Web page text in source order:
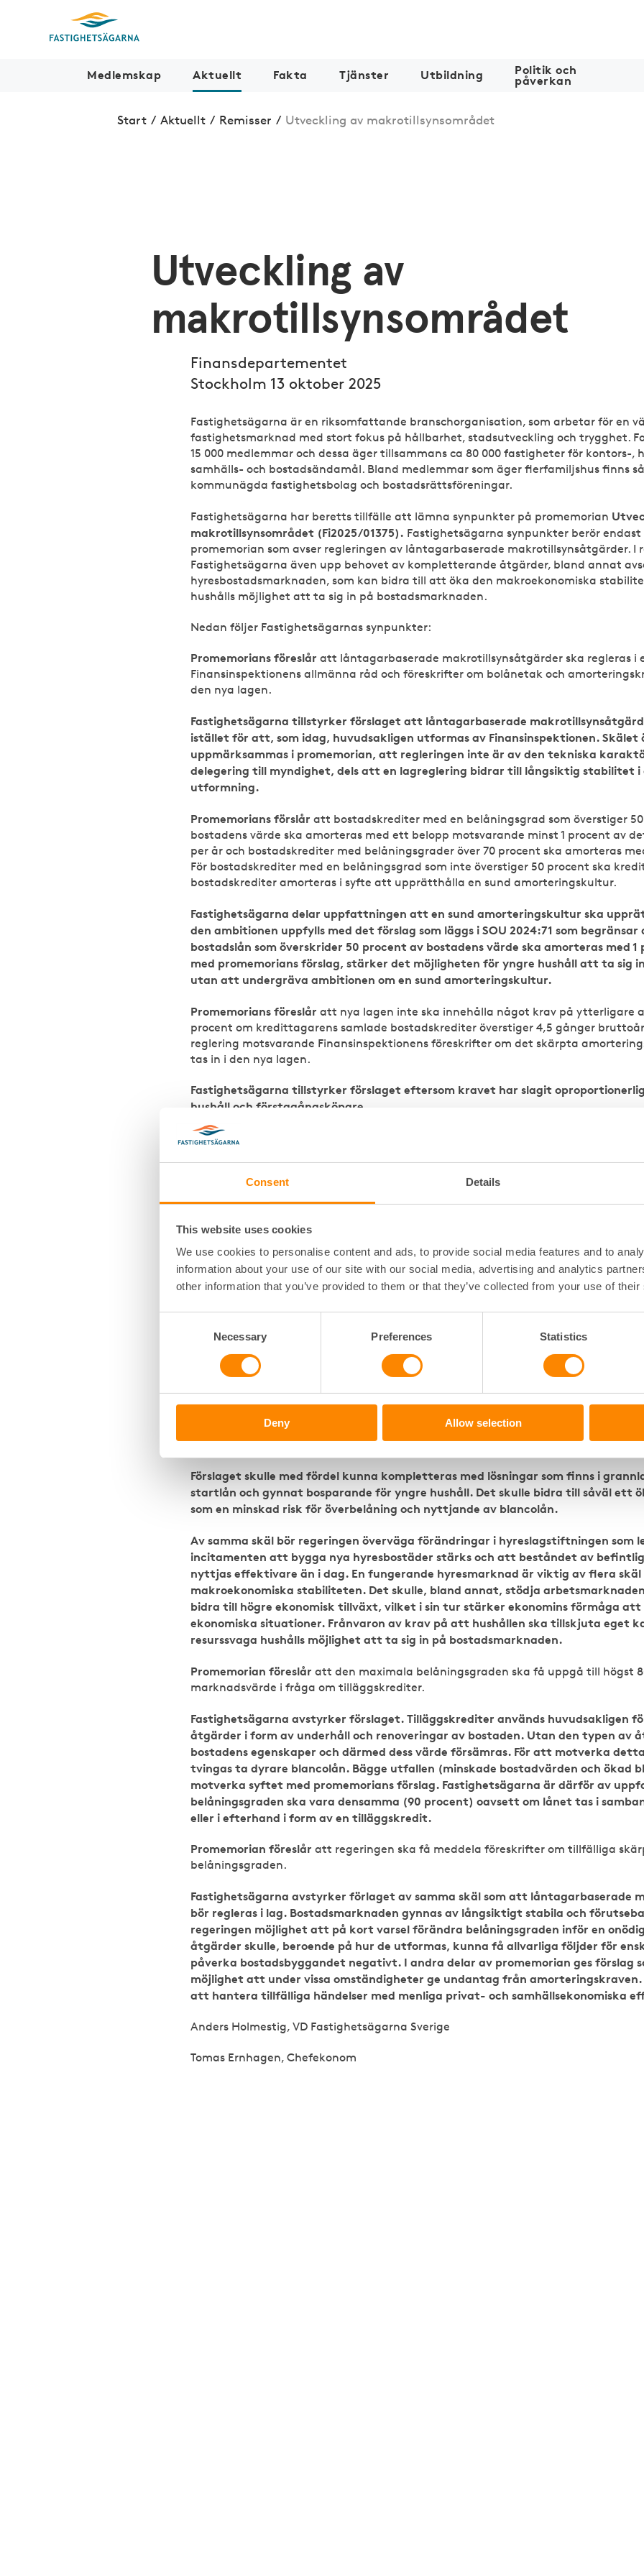
Consent Details
This website uses cookies
We use cookies to personalise content and ads, to provide social media features and to
information about your use of our site with our social media, advertising and analytics
other information that you’ve provided to them or that they’ve collected from your use of
Necessary Preferences Statistics
Deny Allow selection
Medlemskap Aktuellt Fakta Tjänster Utbildning Politik och
påverkan
Start / Aktuellt / Remisser / Utveckling av makrotillsynsområdet
Utveckling av
makrotillsynsområdet
Finansdepartementet
Stockholm 13 oktober 2025
Fastighetsägarna är en riksomfattande branschorganisation, som arbetar för en
fastighetsmarknad med stort fokus på hållbarhet, stadsutveckling och trygghet.
15 000 medlemmar och dessa äger tillsammans ca 80 000 fastigheter för kontors-,
samhälls- och bostadsändamål. Bland medlemmar som äger flerfamiljshus finns
kommunägda fastighetsbolag och bostadsrättsföreningar.
Fastighetsägarna har beretts tillfälle att lämna synpunkter på promemorian
makrotillsynsområdet (Fi2025/01375). Fastighetsägarna synpunkter berör endast
promemorian som avser regleringen av låntagarbaserade makrotillsynsåtgärder. I
Fastighetsägarna även upp behovet av kompletterande åtgärder, bland annat
hyresbostadsmarknaden, som kan bidra till att öka den makroekonomiska
hushålls möjlighet att ta sig in på bostadsmarknaden.
Nedan följer Fastighetsägarnas synpunkter:
Promemorians föreslår att låntagarbaserade makrotillsynsåtgärder ska regleras i
Finansinspektionens allmänna råd och föreskrifter om bolånetak och
den nya lagen.
Fastighetsägarna tillstyrker förslaget att låntagarbaserade
istället för att, som idag, huvudsakligen utformas av Finansinspektionen. Skälet
uppmärksammas i promemorian, att regleringen inte är av den tekniska
delegering till myndighet, dels att en lagreglering bidrar till långsiktig stabilitet
utformning.
Promemorians förslår att bostadskrediter med en belåningsgrad som överstiger
bostadens värde ska amorteras med ett belopp motsvarande minst 1 procent av
per år och bostadskrediter med belåningsgrader över 70 procent ska amorteras
För bostadskrediter med en belåningsgrad som inte överstiger 50 procent ska
bostadskrediter amorteras i syfte att upprätthålla en sund amorteringskultur.
Fastighetsägarna delar uppfattningen att en sund amorteringskultur ska
den ambitionen uppfylls med det förslag som läggs i SOU 2024:71 som
bostadslån som överskrider 50 procent av bostadens värde ska amorteras med
med promemorians förslag, stärker det möjligheten för yngre hushåll att ta sig
utan att undergräva ambitionen om en sund amorteringskultur.
Promemorians föreslår att nya lagen inte ska innehålla något krav på ytterligare
procent om kredittagarens samlade bostadskrediter överstiger 4,5 gånger
reglering motsvarande Finansinspektionens föreskrifter om det skärpta
tas in i den nya lagen.
Fastighetsägarna tillstyrker förslaget eftersom kravet har slagit
hushåll och förstagångsköpare.
Promemorian föreslår
Fastighetsägarna tillstyrker samtliga förlag i promemorian som ger möjlighet
bolånekunder ska kunna hantera tillfälliga extraordinära situationer som
på orimligt hårt sätt samt för att bidra till goda incitament att tillskapa
Promemorians föreslåratt begränsningen av belåningsgraden i fortsättningen ska
avser köp av en ny bostad.
Fastighetsägarna tillstyrker förslaget som innebär att bolånetaket höjs från 85
bostadens marknadsvärde. Det ger en fortsatt motiverad begränsning av risken
överskuldsatta samtidigt som förslaget minskar incitamenten för hushåll med
att komplettera bostadskrediter med dyra krediter utan säkerhet för att köpa
en höjning av bolånetaket ska leda till stigande bostadspriser och därigenom
hushålls möjlighet att ta sig in på bostadsmarknaden är begränsad. Efterfrågan
påverkas av bolånetaket är prisdrivande i marginell utsträckning.
Förslaget skulle med fördel kunna kompletteras med lösningar som finns i
startlån och gynnat bosparande för yngre hushåll. Det skulle bidra till såväl ett
som en minskad risk för överbelåning och nyttjande av blancolån.
Av samma skäl bör regeringen överväga förändringar i hyreslagstiftningen som
incitamenten att bygga nya hyresbostäder stärks och att beståndet av
nyttjas effektivare än i dag. En fungerande hyresmarknad är viktig av flera skäl
makroekonomiska stabiliteten. Det skulle, bland annat, stödja
bidra till högre ekonomisk tillväxt, vilket i sin tur stärker ekonomins förmåga
ekonomiska situationer. Frånvaron av krav på att hushållen ska tillskjuta eget
resurssvaga hushålls möjlighet att ta sig in på bostadsmarknaden.
Promemorian föreslår att den maximala belåningsgraden ska få uppgå till högst
marknadsvärde i fråga om tilläggskrediter.
Fastighetsägarna avstyrker förslaget. Tilläggskrediter används huvudsakligen
åtgärder i form av underhåll och renoveringar av bostaden. Utan den typen av
bostadens egenskaper och därmed dess värde försämras. För att motverka
tvingas ta dyrare blancolån. Bägge utfallen (minskade bostadvärden och ökad
motverka syftet med promemorians förslag. Fastighetsägarna är därför av
belåningsgraden ska vara densamma (90 procent) oavsett om lånet tas i
eller i efterhand i form av en tilläggskredit.
Promemorian föreslår att regeringen ska få meddela föreskrifter om tillfälliga
belåningsgraden.
Fastighetsägarna avstyrker förlaget av samma skäl som att låntagarbaserade
bör regleras i lag. Bostadsmarknaden gynnas av långsiktigt stabila och
regeringen möjlighet att på kort varsel förändra belåningsgraden inför en
åtgärder skulle, beroende på hur de utformas, kunna få allvarliga följder för
påverka bostadsbyggandet negativt. I andra delar av promemorian ges förslag
möjlighet att under vissa omständigheter ge undantag från amorteringskraven.
att hantera tillfälliga händelser med menliga privat- och samhällsekonomiska
Anders Holmestig, VD Fastighetsägarna Sverige
Tomas Ernhagen, Chefekonom